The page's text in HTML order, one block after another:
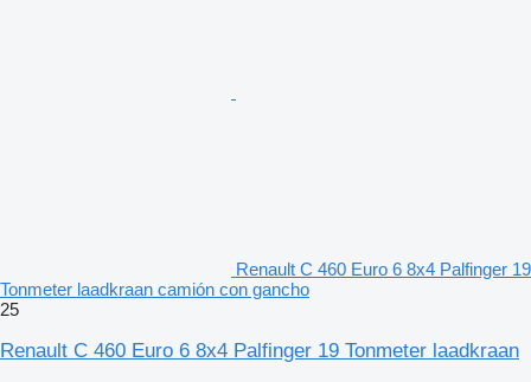
Renault C 460 Euro 6 8x4 Palfinger 19
Tonmeter laadkraan camión con gancho
25
Renault C 460 Euro 6 8x4 Palfinger 19 Tonmeter laadkraan